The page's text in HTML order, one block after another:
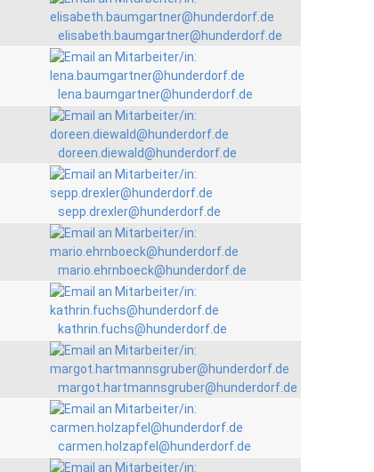
elisabeth.baumgartner@hunderdorf.de
lena.baumgartner@hunderdorf.de
doreen.diewald@hunderdorf.de
sepp.drexler@hunderdorf.de
mario.ehrnboeck@hunderdorf.de
kathrin.fuchs@hunderdorf.de
margot.hartmannsgruber@hunderdorf.de
carmen.holzapfel@hunderdorf.de